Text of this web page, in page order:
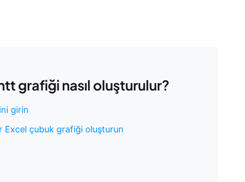
grafiği nasıl oluşturulur?
girin
Excel çubuk grafiği oluşturun